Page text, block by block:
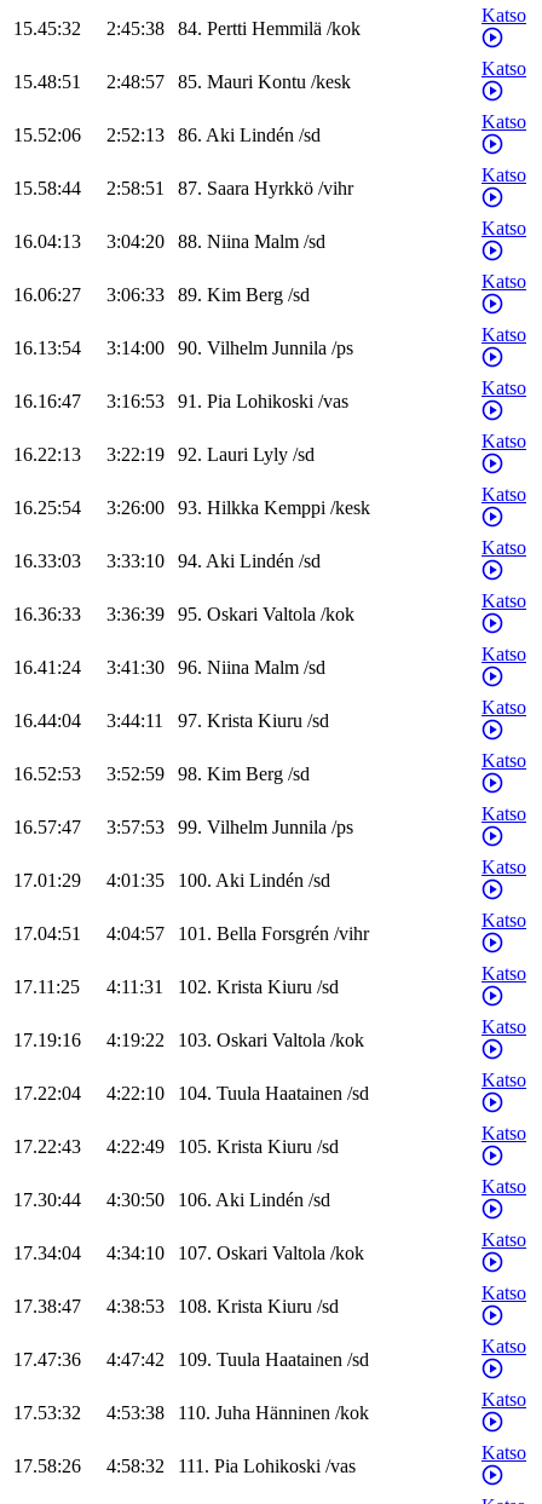
15.45:32 2:45:38 84. Pertti Hemmilä /kok
Katso
15.48:51 2:48:57 85. Mauri Kontu /kesk
Katso
15.52:06 2:52:13 86. Aki Lindén /sd
Katso
15.58:44 2:58:51 87. Saara Hyrkkö /vihr
Katso
16.04:13 3:04:20 88. Niina Malm /sd
Katso
16.06:27 3:06:33 89. Kim Berg /sd
Katso
16.13:54 3:14:00 90. Vilhelm Junnila /ps
Katso
16.16:47 3:16:53 91. Pia Lohikoski /vas
Katso
16.22:13 3:22:19 92. Lauri Lyly /sd
Katso
16.25:54 3:26:00 93. Hilkka Kemppi /kesk
Katso
16.33:03 3:33:10 94. Aki Lindén /sd
Katso
16.36:33 3:36:39 95. Oskari Valtola /kok
Katso
16.41:24 3:41:30 96. Niina Malm /sd
Katso
16.44:04 3:44:11 97. Krista Kiuru /sd
Katso
16.52:53 3:52:59 98. Kim Berg /sd
Katso
16.57:47 3:57:53 99. Vilhelm Junnila /ps
Katso
17.01:29 4:01:35 100. Aki Lindén /sd
Katso
17.04:51 4:04:57 101. Bella Forsgrén /vihr
Katso
17.11:25 4:11:31 102. Krista Kiuru /sd
Katso
17.19:16 4:19:22 103. Oskari Valtola /kok
Katso
17.22:04 4:22:10 104. Tuula Haatainen /sd
Katso
17.22:43 4:22:49 105. Krista Kiuru /sd
Katso
17.30:44 4:30:50 106. Aki Lindén /sd
Katso
17.34:04 4:34:10 107. Oskari Valtola /kok
Katso
17.38:47 4:38:53 108. Krista Kiuru /sd
Katso
17.47:36 4:47:42 109. Tuula Haatainen /sd
Katso
17.53:32 4:53:38 110. Juha Hänninen /kok
Katso
17.58:26 4:58:32 111. Pia Lohikoski /vas
Katso